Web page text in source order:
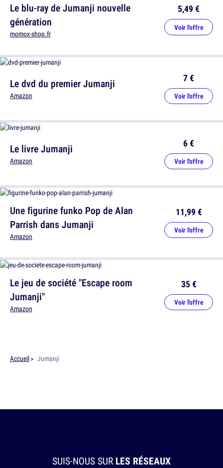
Le blu-ray de Jumanji nouvelle
génération
momox-shop.fr
5,49 €
Voir l'offre
Le livre Jumanji
Amazon
6 €
Voir l'offre
Une figurine funko Pop de Alan
Parrish dans Jumanji
Amazon
11,99 €
Voir l'offre
Le dvd du premier Jumanji
Amazon
7 €
Voir l'offre
Le jeu de société "Escape room
Jumanji"
Amazon
35 €
Voir l'offre
Accueil Jumanji
SUIS-NOUS SUR LES RÉSEAUX